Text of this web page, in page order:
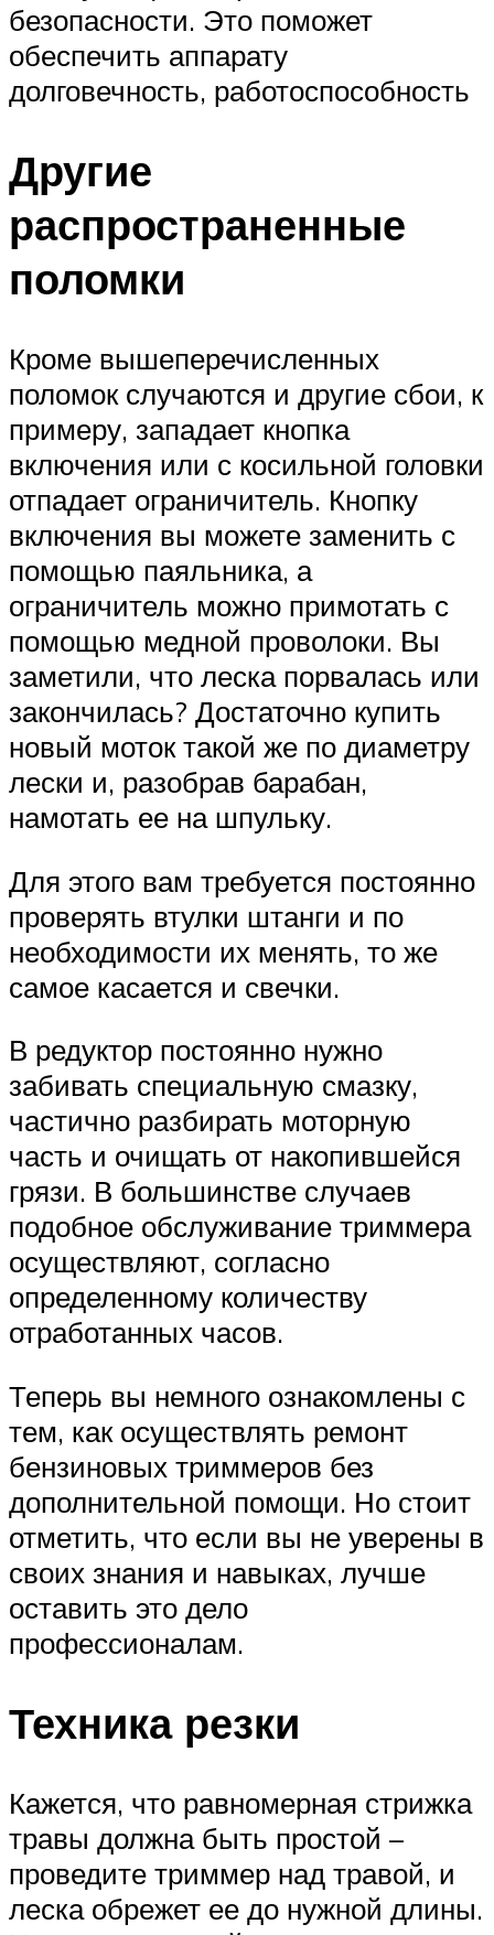
безопасности. Это поможет
обеспечить аппарату
долговечность, работоспособность
Другие
распространенные
поломки
Кроме вышеперечисленных
поломок случаются и другие сбои, к
примеру, западает кнопка
включения или с косильной головки
отпадает ограничитель. Кнопку
включения вы можете заменить с
помощью паяльника, а
ограничитель можно примотать с
помощью медной проволоки. Вы
заметили, что леска порвалась или
закончилась? Достаточно купить
новый моток такой же по диаметру
лески и, разобрав барабан,
намотать ее на шпульку.
Для этого вам требуется постоянно
проверять втулки штанги и по
необходимости их менять, то же
самое касается и свечки.
В редуктор постоянно нужно
забивать специальную смазку,
частично разбирать моторную
часть и очищать от накопившейся
грязи. В большинстве случаев
подобное обслуживание триммера
осуществляют, согласно
определенному количеству
отработанных часов.
Теперь вы немного ознакомлены с
тем, как осуществлять ремонт
бензиновых триммеров без
дополнительной помощи. Но стоит
отметить, что если вы не уверены в
своих знания и навыках, лучше
оставить это дело
профессионалам.
Техника резки
Кажется, что равномерная стрижка
травы должна быть простой –
проведите триммер над травой, и
леска обрежет ее до нужной длины.